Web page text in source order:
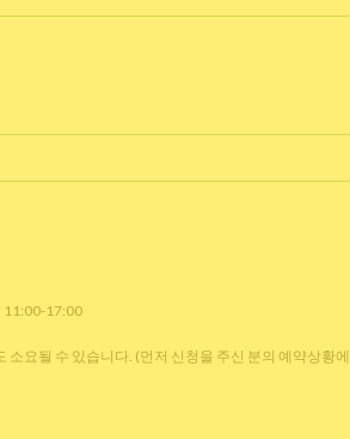
11:00-17:00
요될 수 있습니다. (먼저 신청을 주신 분의 예약상황에